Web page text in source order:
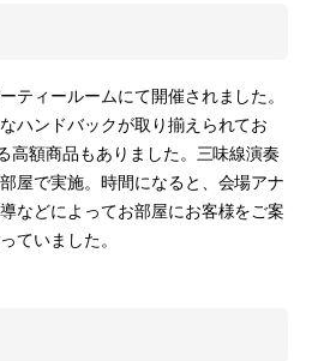
ティールームにて開催されました。
ハンドバックが取り揃えられてお
高額商品もありました。三味線演奏
屋で実施。時間になると、会場アナ
などによってお部屋にお客様をご案
ていました。